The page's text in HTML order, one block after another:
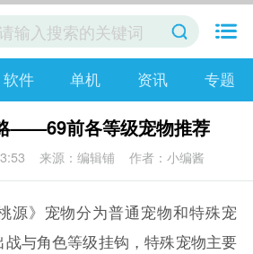
软件 单机 资讯 专题
——69前各等级宠物推荐
来源：编辑铺 作者：小编酱
源》宠物分为普通宠物和特殊宠
与角色等级挂钩，特殊宠物主要